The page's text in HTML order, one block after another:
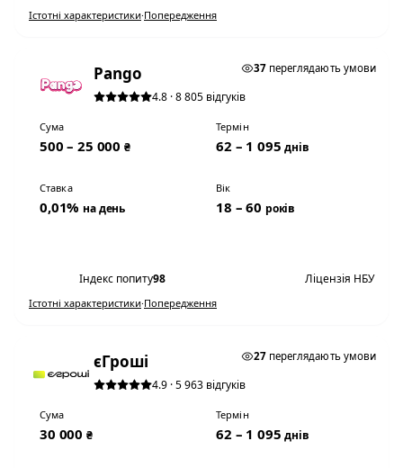
Істотні характеристики·Попередження
37переглядають умови
Pango
4.8 · 8 805 відгуків
Сума
500 – 25 000₴
Термін
62 – 1 095днів
Ставка
0,01% на день
Вік
18 – 60 років
Індекс попиту98 Ліцензія НБУ
Істотні характеристики·Попередження
27переглядають умови
єГроші
4.9 · 5 963 відгуків
Сума
30 000 ₴
Термін
62 – 1 095днів